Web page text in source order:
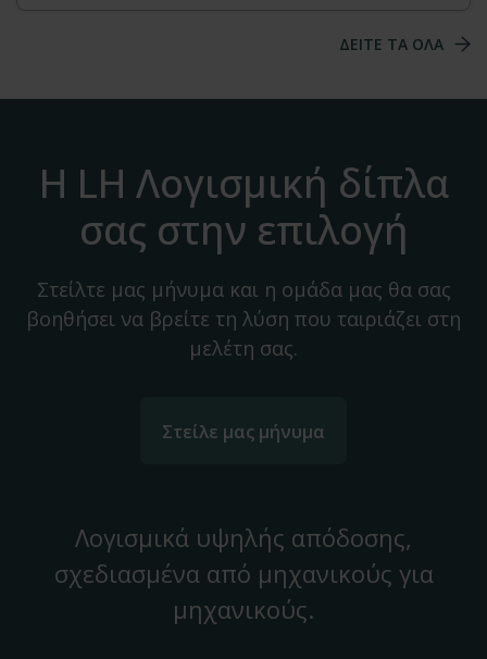
ΔΕΙΤΕ ΤΑ ΟΛΑ
Η LH Λογισμική δίπλα
σας στην επιλογή
Στείλτε μας μήνυμα και η ομάδα μας θα σας
βοηθήσει να βρείτε τη λύση που ταιριάζει στη
μελέτη σας.
Στείλε μας μήνυμα
Λογισμικά υψηλής απόδοσης,
σχεδιασμένα από μηχανικούς για
μηχανικούς.